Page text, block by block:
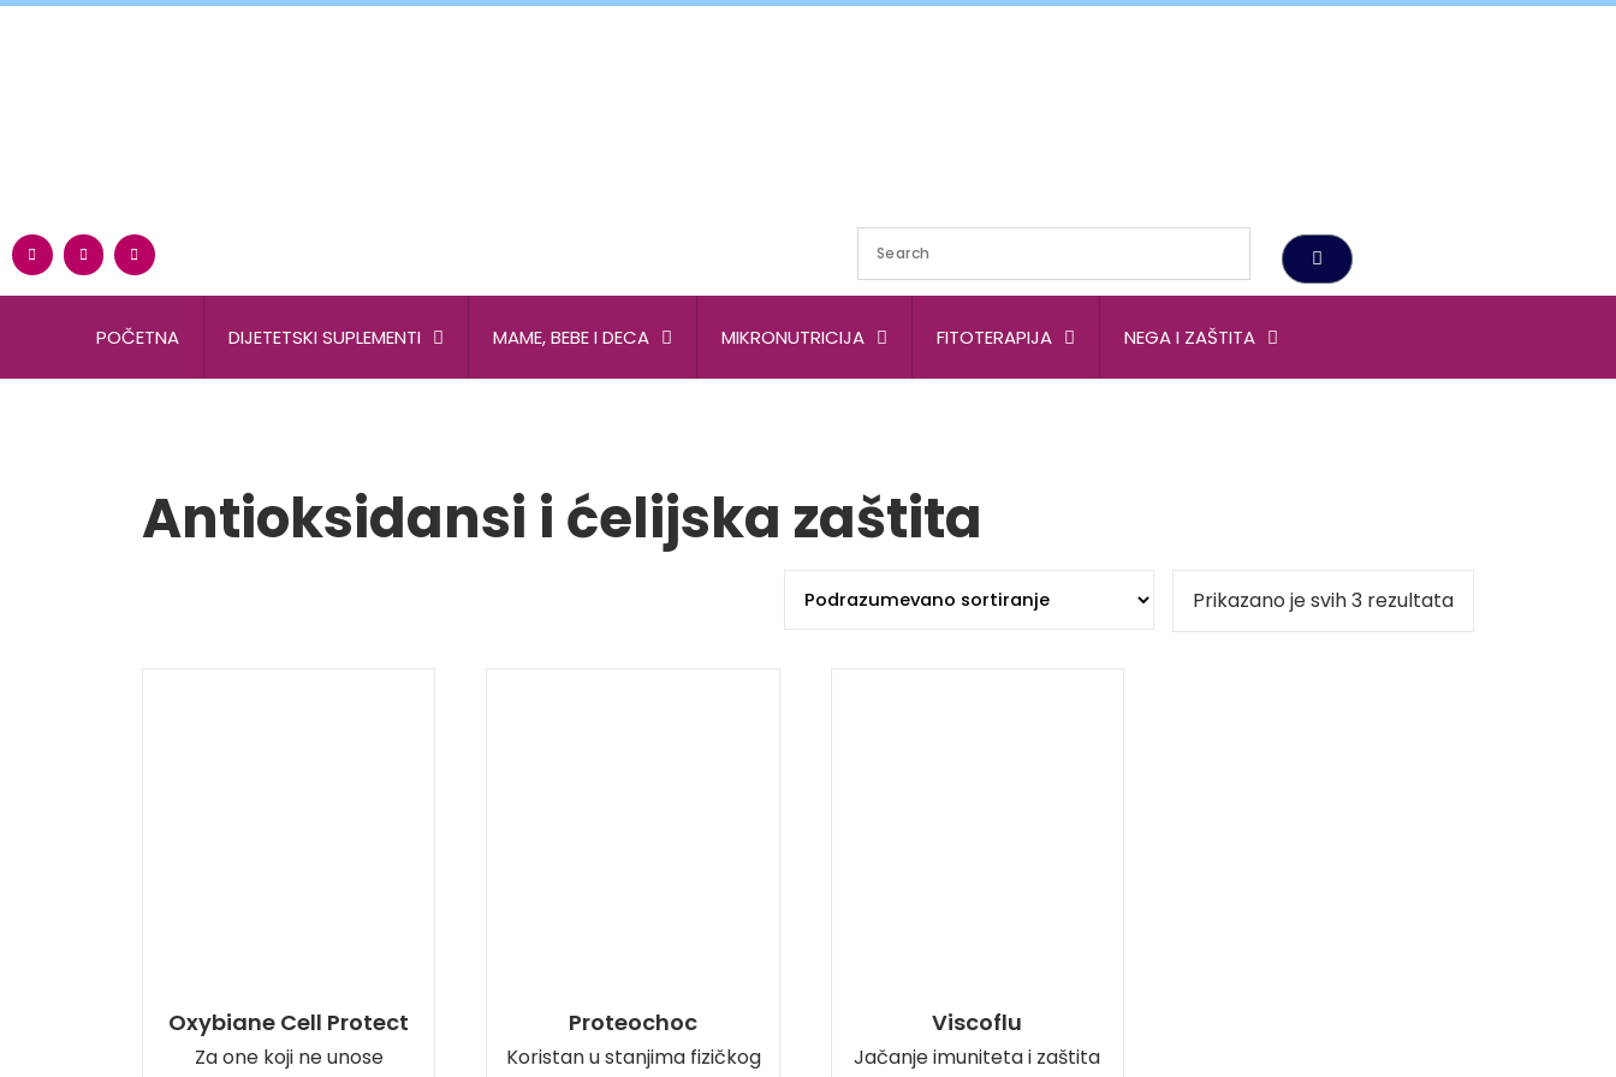
POČETNA DIJETETSKI SUPLEMENTI MAME, BEBE I DECA MIKRONUTRICIJA FITOTERAPIJA NEGA I ZAŠTITA
Antioksidansi i ćelijska zaštita
Prikazano je svih 3 rezultata
Oxybiane Cell Protect
Za one koji ne unose
Proteochoc
Koristan u stanjima fizičkog
Viscoflu
Jačanje imuniteta i zaštita